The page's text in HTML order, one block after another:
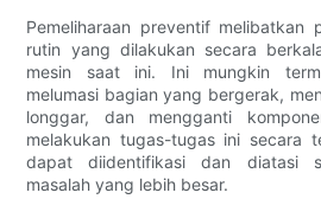
Pemeliharaan preventif melibatkan
rutin yang dilakukan secara
mesin saat ini. Ini mungkin
melumasi bagian yang bergerak,
longgar, dan mengganti
melakukan tugas-tugas ini secara
dapat diidentifikasi dan diatasi
masalah yang lebih besar.